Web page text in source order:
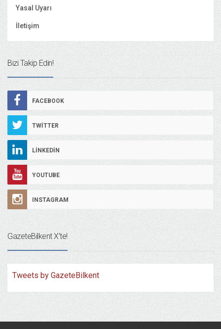
Yasal Uyarı
İletişim
Bizi Takip Edin!
FACEBOOK
TWITTER
LINKEDIN
YOUTUBE
INSTAGRAM
GazeteBilkent X’te!
Tweets by GazeteBilkent